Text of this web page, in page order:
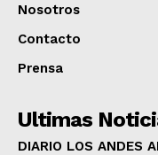
Nosotros
Contacto
Prensa
Ultimas
DIARIO LOS ANDES